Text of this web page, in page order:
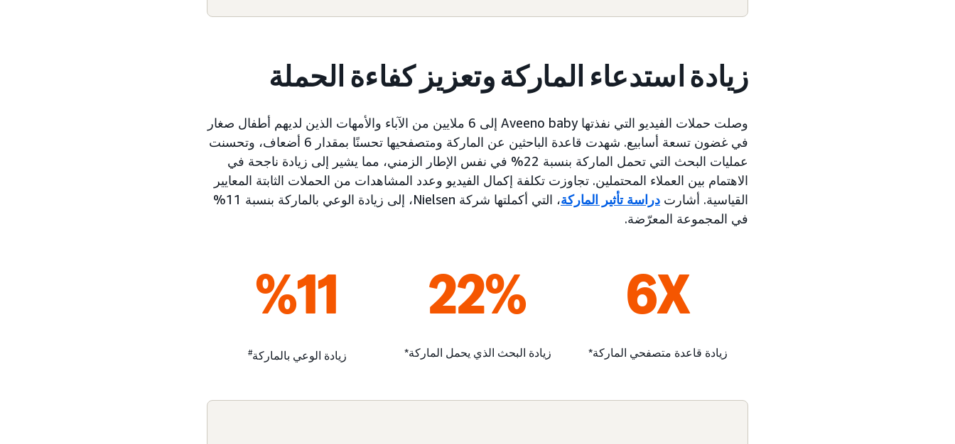
زيادة استدعاء الماركة وتعزيز كفاءة الحملة
وصلت حملات الفيديو التي نفذتها Aveeno baby إلى 6 ملايين من الآباء والأمهات الذين لديهم أطفال صغار
في غضون تسعة أسابيع. شهدت قاعدة الباحثين عن الماركة ومتصفحيها تحسنًا بمقدار 6 أضعاف، وتحسنت
عمليات البحث التي تحمل الماركة بنسبة 22% في نفس الإطار الزمني، مما يشير إلى زيادة ناجحة في
الاهتمام بين العملاء المحتملين. تجاوزت تكلفة إكمال الفيديو وعدد المشاهدات من الحملات الثابتة المعايير
القياسية. أشارت دراسة تأثير الماركة
، التي أكملتها شركة Nielsen، إلى زيادة الوعي بالماركة بنسبة 11%
في المجموعة المعرّضة.
6X
زيادة قاعدة متصفحي الماركة*
22%
زيادة البحث الذي يحمل الماركة*
%11
زيادة الوعي بالماركة#